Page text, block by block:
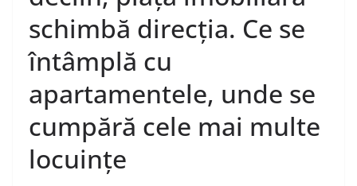
schimbă direcția. Ce se
întâmplă cu
apartamentele, unde se
cumpără cele mai multe
locuinţe